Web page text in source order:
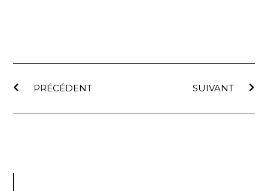
PRÉCÉDENT SUIVANT